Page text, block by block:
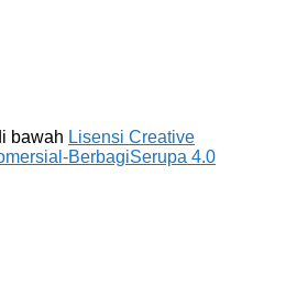
bawah Lisensi Creative
BerbagiSerupa 4.0